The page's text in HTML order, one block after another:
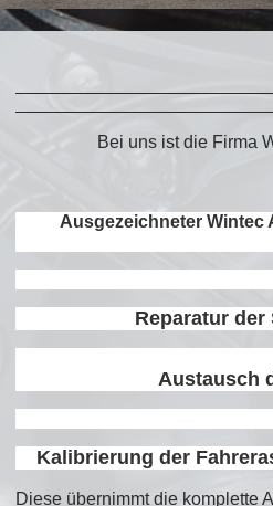
Bei uns ist die Firma
Ausgezeichneter Wintec
Reparatur der
Austausch
Kalibrierung der
Diese übernimmt die komplette